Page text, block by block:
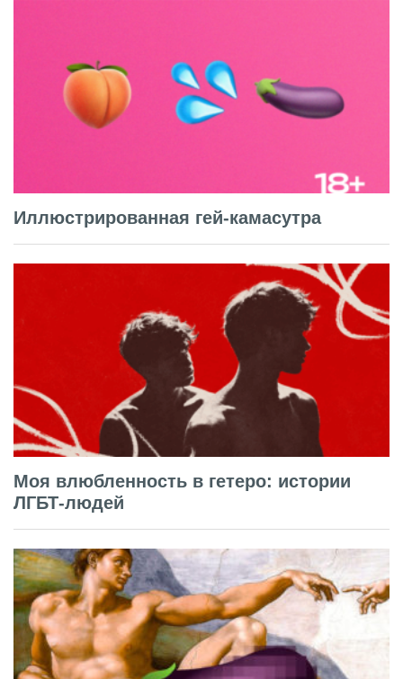
Иллюстрированная гей-камасутра
Моя влюбленность в гетеро: истории
ЛГБТ-людей